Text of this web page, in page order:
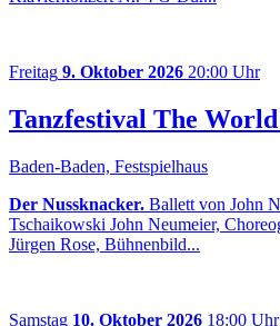
Freitag 9. Oktober 2026 20:00 Uhr
Tanzfestival The
Baden-Baden, Festspielhaus
Der Nussknacker. Ballett von John
Tschaikowski John Neumeier,
Jürgen Rose, Bühnenbild...
Samstag 10. Oktober 2026 18:00 Uhr